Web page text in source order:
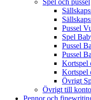
Spel och pussel
Pussel
Spel
Pussel
Pussel
Kortspel
Kortspel
Övrigt
Övrigt till
Pennor och